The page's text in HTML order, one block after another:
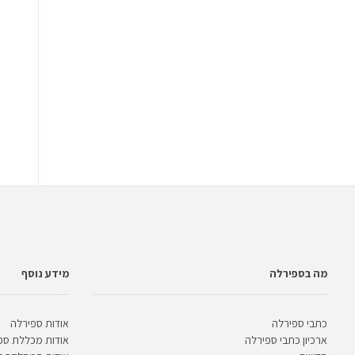
מידע נוסף
אודות ספירלה
אודות מכללת
מה בספירלה
כתבי ספירלה
ארכיון כתבי ספירלה